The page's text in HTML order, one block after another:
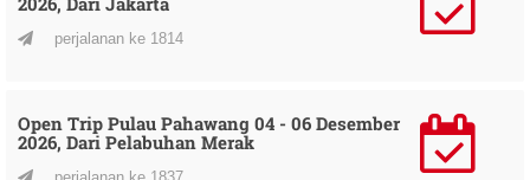
perjalanan ke 1814
Open Trip Pulau Pahawang 04 - 06 Desember
2026, Dari Pelabuhan Merak
perjalanan ke 1837